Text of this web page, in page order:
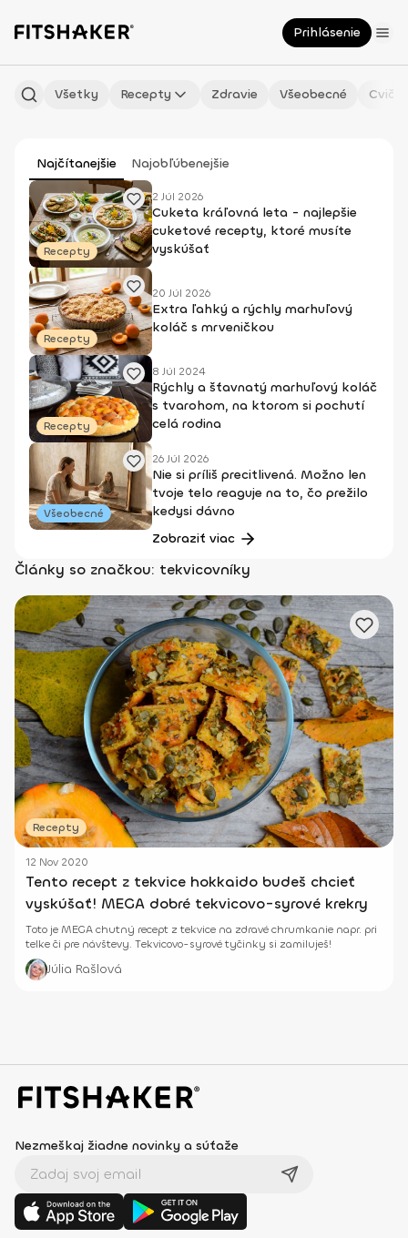
Prihlásenie
Všetky Recepty Zdravie Všeobecné
Najčítanejšie Najobľúbenejšie
Recepty
2 Júl 2026
Cuketa kráľovná leta - najlepšie
cuketové recepty, ktoré musíte
vyskúšať
Recepty
20 Júl 2026
Extra ľahký a rýchly marhuľový
koláč s mrveničkou
Recepty
8 Júl 2024
Rýchly a šťavnatý marhuľový koláč
s tvarohom, na ktorom si pochutí
celá rodina
Všeobecné
26 Júl 2026
Nie si príliš precitlivená. Možno len
tvoje telo reaguje na to, čo prežilo
kedysi dávno
Zobraziť viac
Články so značkou: tekvicovníky
Recepty
12 Nov 2020
Tento recept z tekvice hokkaido budeš chcieť
vyskúšať! MEGA dobré tekvicovo-syrové krekry
Toto je MEGA chutný recept z tekvice na zdravé chrumkanie napr. pri
telke či pre návštevy. Tekvicovo-syrové tyčinky si zamiluješ!
Júlia Rašlová
Nezmeškaj žiadne novinky a súťaže